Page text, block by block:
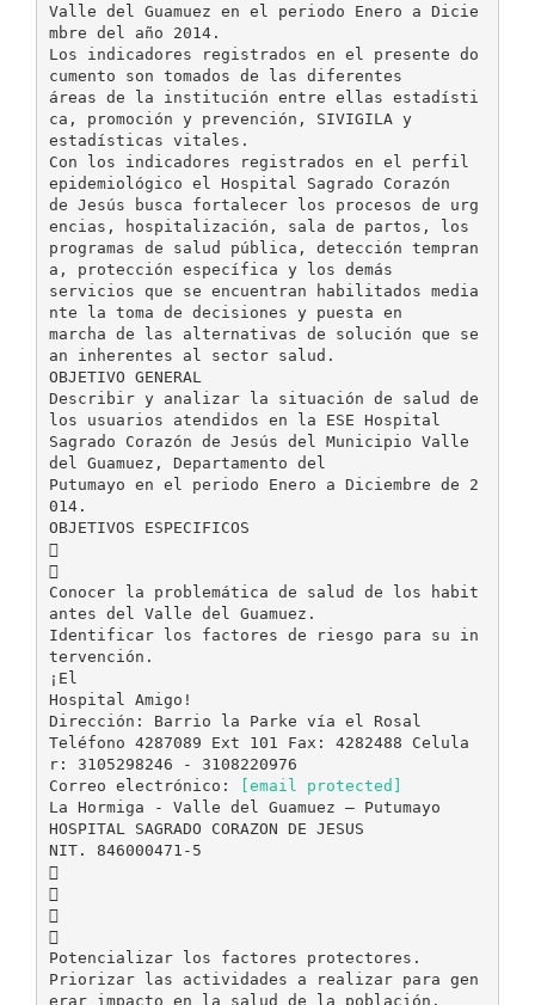
Valle del Guamuez en el periodo Enero a Dicie
mbre del año 2014.
Los indicadores registrados en el presente do
cumento son tomados de las diferentes
áreas de la institución entre ellas estadísti
ca, promoción y prevención, SIVIGILA y
estadísticas vitales.
Con los indicadores registrados en el perfil
epidemiológico el Hospital Sagrado Corazón
de Jesús busca fortalecer los procesos de urg
encias, hospitalización, sala de partos, los
programas de salud pública, detección tempran
a, protección específica y los demás
servicios que se encuentran habilitados media
nte la toma de decisiones y puesta en
marcha de las alternativas de solución que se
an inherentes al sector salud.
OBJETIVO GENERAL
Describir y analizar la situación de salud de
los usuarios atendidos en la ESE Hospital
Sagrado Corazón de Jesús del Municipio Valle
del Guamuez, Departamento del
Putumayo en el periodo Enero a Diciembre de 2
014.
OBJETIVOS ESPECIFICOS


Conocer la problemática de salud de los habit
antes del Valle del Guamuez.
Identificar los factores de riesgo para su in
tervención.
¡El
Hospital Amigo!
Dirección: Barrio la Parke vía el Rosal
Teléfono 4287089 Ext 101 Fax: 4282488 Celula
r: 3105298246 - 3108220976
Correo electrónico:
[email protected]
La Hormiga - Valle del Guamuez – Putumayo
HOSPITAL SAGRADO CORAZON DE JESUS
NIT. 846000471-5




Potencializar los factores protectores.
Priorizar las actividades a realizar para gen
erar impacto en la salud de la población.